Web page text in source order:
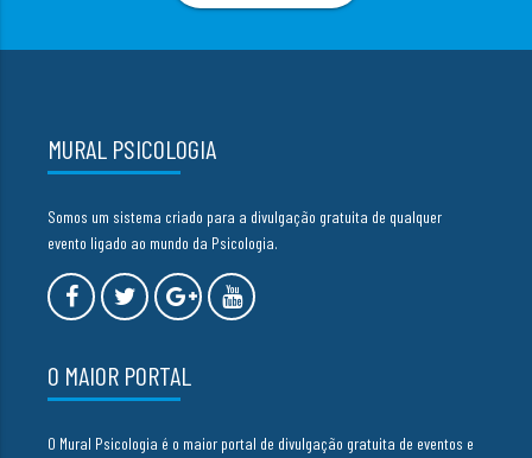
MURAL PSICOLOGIA
Somos um sistema criado para a divulgação gratuita de qualquer
evento ligado ao mundo da Psicologia.
O MAIOR PORTAL
O Mural Psicologia é o maior portal de divulgação gratuita de eventos e